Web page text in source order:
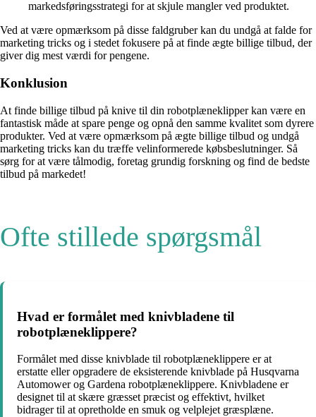
markedsføringsstrategi for at skjule mangler ved produktet.
Ved at være opmærksom på disse faldgruber kan du undgå at falde for
marketing tricks og i stedet fokusere på at finde ægte billige tilbud, der
giver dig mest værdi for pengene.
Konklusion
At finde billige tilbud på knive til din robotplæneklipper kan være en
fantastisk måde at spare penge og opnå den samme kvalitet som dyrere
produkter. Ved at være opmærksom på ægte billige tilbud og undgå
marketing tricks kan du træffe velinformerede købsbeslutninger. Så
sørg for at være tålmodig, foretag grundig forskning og find de bedste
tilbud på markedet!
Ofte stillede spørgsmål
Hvad er formålet med knivbladene til
robotplæneklippere?
Formålet med disse knivblade til robotplæneklippere er at
erstatte eller opgradere de eksisterende knivblade på Husqvarna
Automower og Gardena robotplæneklippere. Knivbladene er
designet til at skære græsset præcist og effektivt, hvilket
bidrager til at opretholde en smuk og velplejet græsplæne.